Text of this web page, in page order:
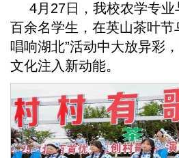
4月27日，我校农学专
百余名学生，在英山茶叶节
唱响湖北”活动中大放异彩
文化注入新动能。